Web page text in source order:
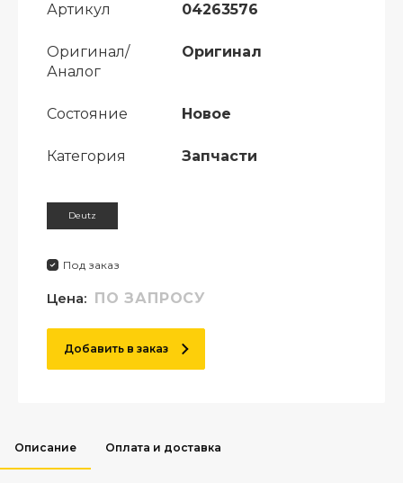
Артикул 04263576
Оригинал/
Аналог
Оригинал
Состояние Новое
Категория Запчасти
Deutz
Под заказ
Цена: ПО ЗАПРОСУ
Добавить в заказ
Описание Оплата и доставка